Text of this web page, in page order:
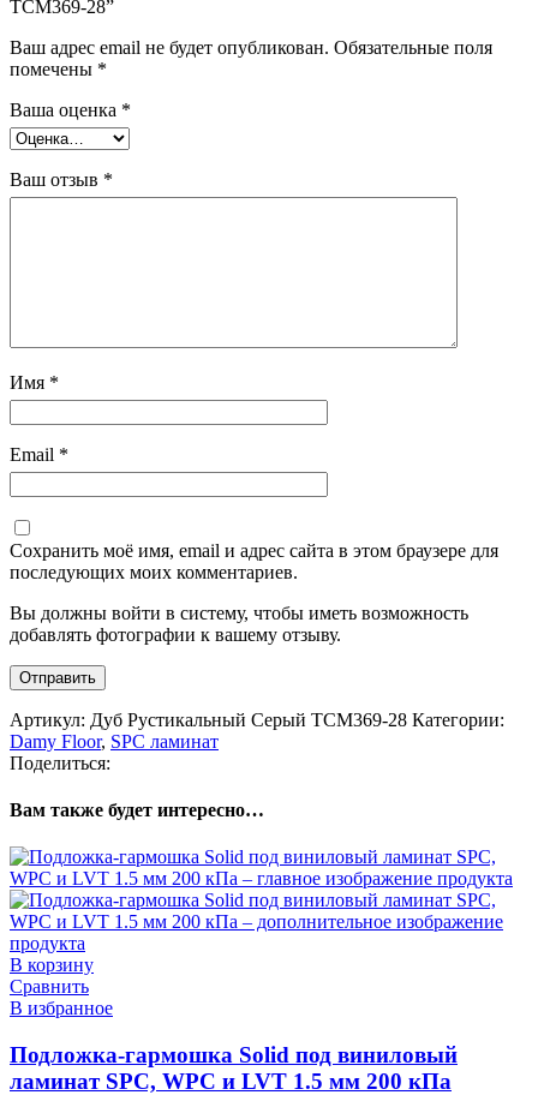
TCM369-28”
Ваш адрес email не будет опубликован. Обязательные поля
помечены *
Ваша оценка *
Ваш отзыв *
Имя *
Email *
Сохранить моё имя, email и адрес сайта в этом браузере для
последующих моих комментариев.
Вы должны войти в систему, чтобы иметь возможность
добавлять фотографии к вашему отзыву.
Артикул: Дуб Рустикальный Cерый TCM369-28 Категории:
Damy Floor, SPC ламинат
Поделиться:
Вам также будет интересно…
В корзину
Сравнить
В избранное
Подложка-гармошка Solid под виниловый
ламинат SPC, WPC и LVT 1.5 мм 200 кПа